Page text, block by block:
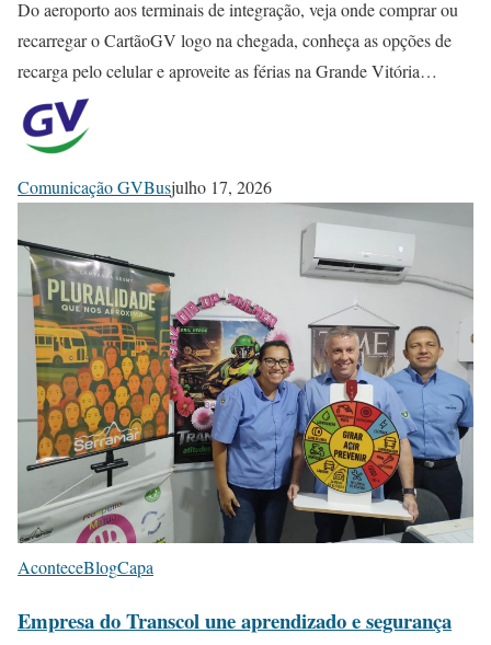
Do aeroporto aos terminais de integração, veja onde comprar ou
recarregar o CartãoGV logo na chegada, conheça as opções de
recarga pelo celular e aproveite as férias na Grande Vitória…
Comunicação GVBusjulho 17, 2026
AconteceBlogCapa
Empresa do Transcol une aprendizado e segurança